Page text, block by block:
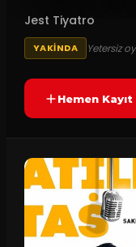
Jest Tiyatro
YAKINDA Yetersiz oy
Hemen Kayıt